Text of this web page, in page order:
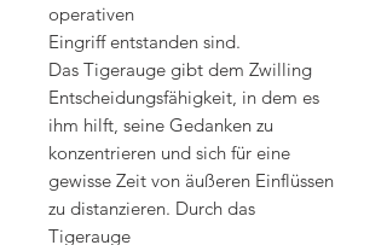
operativen
Eingriff entstanden sind.
Das Tigerauge gibt dem Zwilling
Entscheidungsfähigkeit, in dem es
ihm hilft, seine Gedanken zu
konzentrieren und sich für eine
gewisse Zeit von äußeren Einflüssen
zu distanzieren. Durch das
Tigerauge